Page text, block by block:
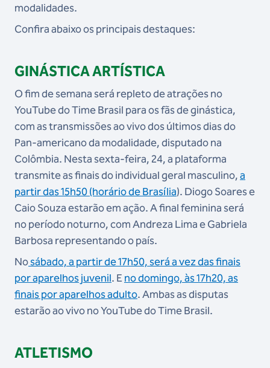
modalidades.
Confira abaixo os principais destaques:
GINÁSTICA ARTÍSTICA
O fim de semana será repleto de atrações no
YouTube do Time Brasil para os fãs de ginástica,
com as transmissões ao vivo dos últimos dias do
Pan-americano da modalidade, disputado na
Colômbia. Nesta sexta-feira, 24, a plataforma
transmite as finais do individual geral masculino,a
partir das 15h50 (horário de Brasília). Diogo Soares e
Caio Souza estarão em ação. A final feminina será
no período noturno, com Andreza Lima e Gabriela
Barbosa representando o país.
Nosábado, a partir de 17h50, será a vez das finais
por aparelhos juvenil. Eno domingo, às 17h20, as
finais por aparelhos adulto. Ambas as disputas
estarão ao vivo no YouTube do Time Brasil.
ATLETISMO